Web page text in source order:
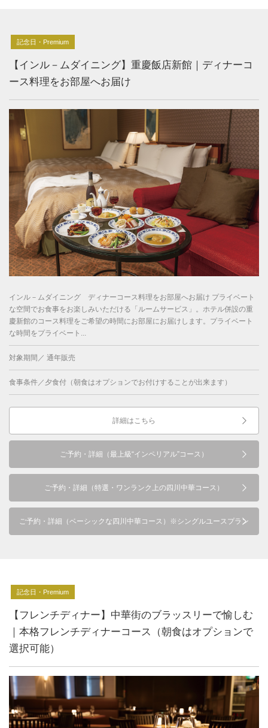
記念日・Premium
【インル－ムダイニング】重慶飯店新館｜ディナーコ
ース料理をお部屋へお届け
インル－ムダイニング ディナーコース料理をお部屋へお届け プライベート
な空間でお食事をお楽しみいただける「ルームサービス」。ホテル併設の重
慶新館のコース料理をご希望の時間にお部屋にお届けします。プライベート
な時間をプライベート...
対象期間／ 通年販売
食事条件／夕食付（朝食はオプションでお付けすることが出来ます）
詳細はこちら
ご予約・詳細（最上級“インペリアル”コース）
ご予約・詳細（特選・ワンランク上の四川中華コース）
ご予約・詳細（ベーシックな四川中華コース）※シングルユースプラン
記念日・Premium
【フレンチディナー】中華街のブラッスリーで愉しむ
｜本格フレンチディナーコース（朝食はオプションで
選択可能）